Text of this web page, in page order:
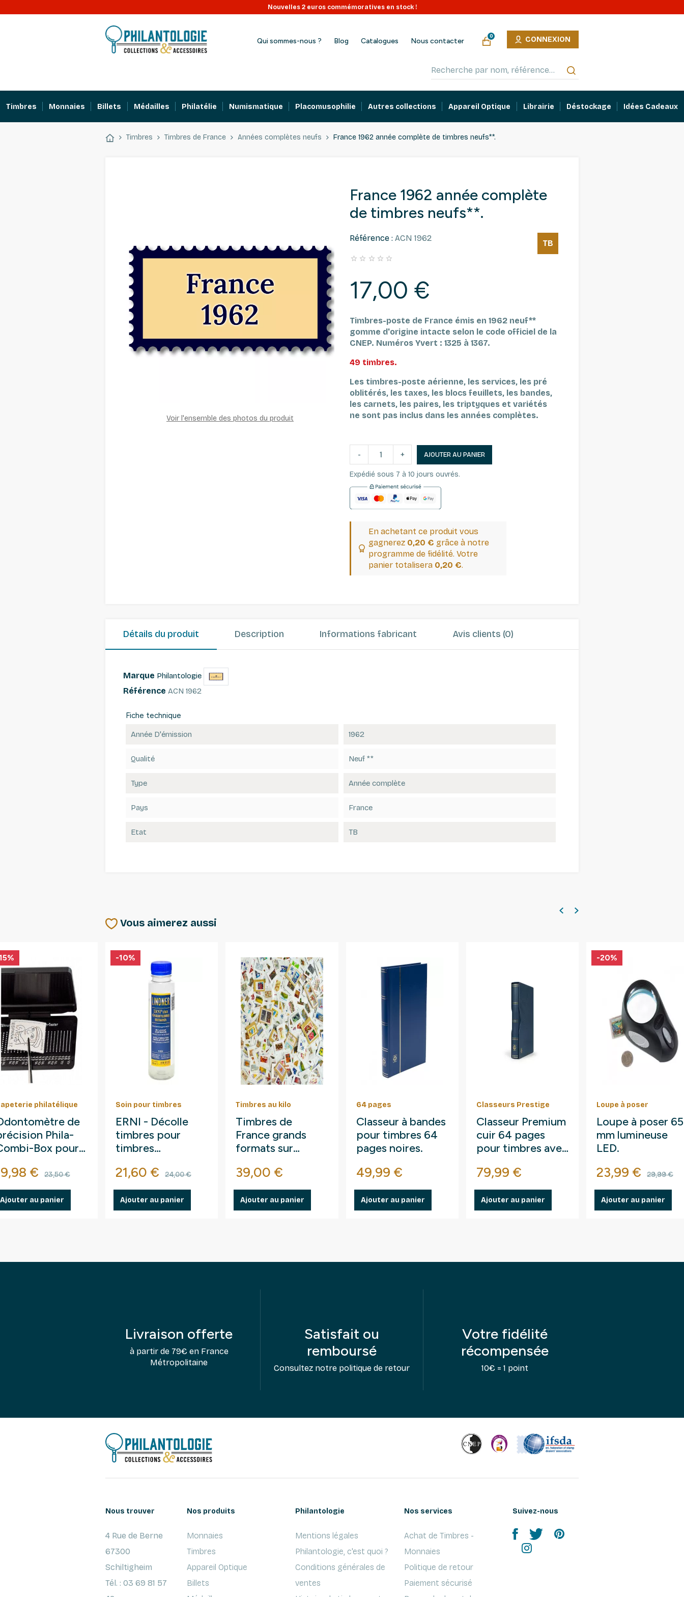
Nouvelles 2 euros commémoratives en stock !
Qui sommes-nous ? Blog Catalogues Nous contacter
0 CONNEXION
Timbres Monnaies Billets Médailles Philatélie Numismatique Placomusophilie Autres collections Appareil Optique Librairie Déstockage Idées Cadeaux
Timbres Timbres de France Années complètes neufs France 1962 année complète de timbres neufs**.
Voir l'ensemble des photos du produit
France 1962 année complète
de timbres neufs**.
Référence : ACN 1962
TB
    
17,00 €
Timbres-poste de France émis en 1962 neuf**
gomme d'origine intacte selon le code officiel de la
CNEP. Numéros Yvert : 1325 à 1367.
49 timbres.
Les timbres-poste aérienne, les services, les pré
oblitérés, les taxes, les blocs feuillets, les bandes,
les carnets, les paires, les triptyques et variétés
ne sont pas inclus dans les années complètes.
- + AJOUTER AU PANIER
Expédié sous 7 à 10 jours ouvrés.
En achetant ce produit vous
gagnerez 0,20 € grâce à notre
programme de fidélité. Votre
panier totalisera 0,20 €.
Détails du produit Description Informations fabricant Avis clients (0)
Marque Philantologie
Référence ACN 1962
Fiche technique
Année D'émission 1962
Qualité Neuf **
Type Année complète
Pays France
Etat TB
Vous aimerez aussi
philatélique
de
Phila-
Box pour
€ Prix de base
23,50 €
Ajouter au panier
Soin pour timbres
ERNI - Décolle
timbres pour
timbres
Prix
21,60 € Prix de base
24,00 €
-10%
Ajouter au panier
Timbres au kilo
Timbres de
France grands
formats sur
Prix
39,00 €
Ajouter au panier
64 pages
Classeur à bandes
pour timbres 64
pages noires.
Prix
49,99 €
Ajouter au panier
Classeurs Prestige
Classeur Premium
cuir 64 pages
pour timbres avec
Prix
79,99 €
Ajouter au panier
Loupe à poser
Loupe à poser 65
mm lumineuse
LED.
Prix
23,99 € Prix
29,99 €
-20%
Ajouter au panier
Livraison offerte
à partir de 79€ en France
Métropolitaine
Satisfait ou
remboursé
Consultez notre politique de retour
Votre fidélité
récompensée
10€ = 1 point
Nous trouver
4 Rue de Berne
67300
Schiltigheim
Tél. : 03 69 81 57
Nos produits
Monnaies
Timbres
Appareil Optique
Billets
Philantologie
Mentions légales
Philantologie, c'est quoi ?
Conditions générales de
ventes
Nos services
Achat de Timbres -
Monnaies
Politique de retour
Paiement sécurisé
Suivez-nous